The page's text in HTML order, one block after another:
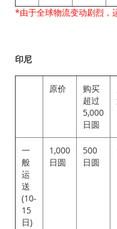
*由于全球物流变动剧烈，
印尼
原价
购买
超过
5,000
日圆
一
般
运
送
(10-
15
日)
1,000
日圆
500
日圆